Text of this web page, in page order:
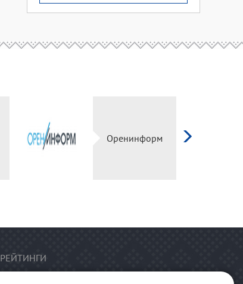
Оренинформ
РЕЙТИНГИ